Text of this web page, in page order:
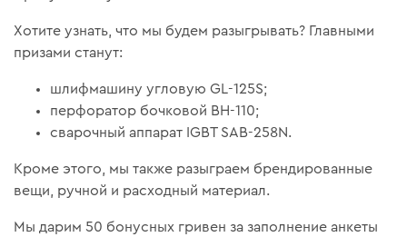
Хотите узнать, что мы будем разыгрывать? Главными
призами станут:
шлифмашину угловую GL-125S;
перфоратор бочковой BH-110;
сварочный аппарат IGBT SAB-258N.
Кроме этого, мы также разыграем брендированные
вещи, ручной и расходный материал.
Мы дарим 50 бонусных гривен за заполнение анкеты